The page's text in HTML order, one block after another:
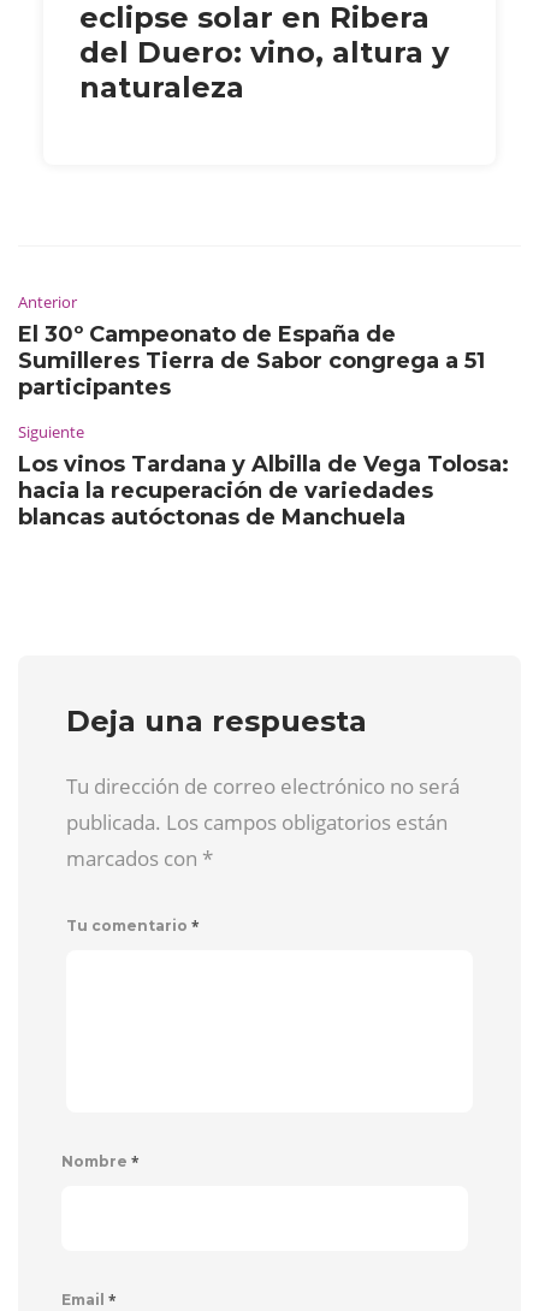
eclipse solar en Ribera
del Duero: vino, altura y
naturaleza
Anterior
El 30º Campeonato de España de
Sumilleres Tierra de Sabor congrega a 51
participantes
Siguiente
Los vinos Tardana y Albilla de Vega Tolosa:
hacia la recuperación de variedades
blancas autóctonas de Manchuela
Deja una respuesta
Tu dirección de correo electrónico no será
publicada. Los campos obligatorios están
marcados con *
Tu comentario *
Nombre *
Email *